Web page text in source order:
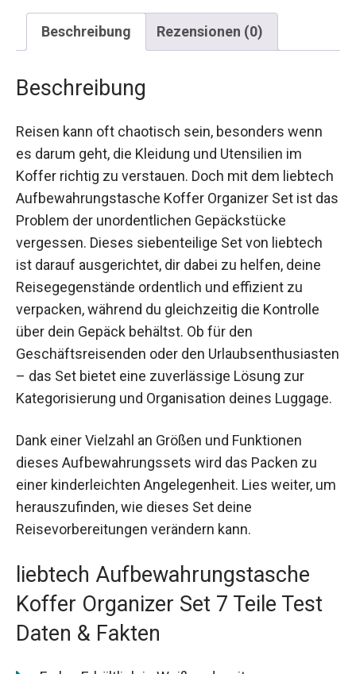
Beschreibung Rezensionen (0)
Beschreibung
Reisen kann oft chaotisch sein, besonders wenn
es darum geht, die Kleidung und Utensilien im
Koffer richtig zu verstauen. Doch mit dem liebtech
Aufbewahrungstasche Koffer Organizer Set ist das
Problem der unordentlichen Gepäckstücke
vergessen. Dieses siebenteilige Set von liebtech
ist darauf ausgerichtet, dir dabei zu helfen, deine
Reisegegenstände ordentlich und effizient zu
verpacken, während du gleichzeitig die Kontrolle
über dein Gepäck behältst. Ob für den
Geschäftsreisenden oder den Urlaubsenthusiasten
– das Set bietet eine zuverlässige Lösung zur
Kategorisierung und Organisation deines Luggage.
Dank einer Vielzahl an Größen und Funktionen
dieses Aufbewahrungssets wird das Packen zu
einer kinderleichten Angelegenheit. Lies weiter, um
herauszufinden, wie dieses Set deine
Reisevorbereitungen verändern kann.
liebtech Aufbewahrungstasche
Koffer Organizer Set 7 Teile Test
Daten & Fakten